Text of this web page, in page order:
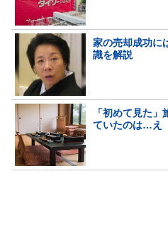
家の売却成功に
識を解説
「初めて見た
ていたのは…え